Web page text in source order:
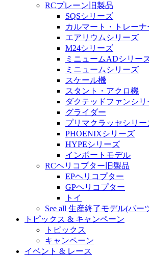
RCプレーン旧製品
SQSシリーズ
カルマート・トレーナ
エアリウムシリーズ
M24シリーズ
ミニュームADシリー
ミニュームシリーズ
スケール機
スタント・アクロ機
ダクテッドファンシリ
グライダー
プリマクラッセシリー
PHOENIXシリーズ
HYPEシリーズ
インポートモデル
RCヘリコプター旧製品
EPヘリコプター
GPヘリコプター
トイ
See all 生産終了モデル(パー
トピックス & キャンペーン
トピックス
キャンペーン
イベント & レース